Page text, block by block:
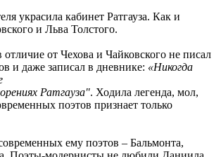
украсила кабинет Ратгауза. Как и
и Льва Толстого.
от Чехова и Чайковского не писал
и даже записал в дневнике: «Никогда
Ратгауза". Ходила легенда, мол,
поэтов признает только
ему поэтов – Бальмонта,